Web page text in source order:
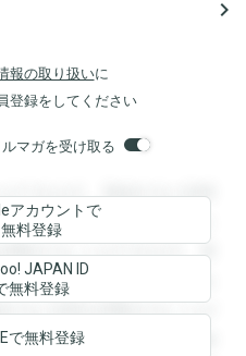
navigate_next
報の取り扱いに
登録をしてください
マガを受け取る
できます。登録すると回答
すると回答を閲覧すること
覧することができます。登
きます。登録すると回答を
ると回答を閲覧することが
することができます。登録
アカウントで
無料登録
JAPAN ID
無料登録
で無料登録